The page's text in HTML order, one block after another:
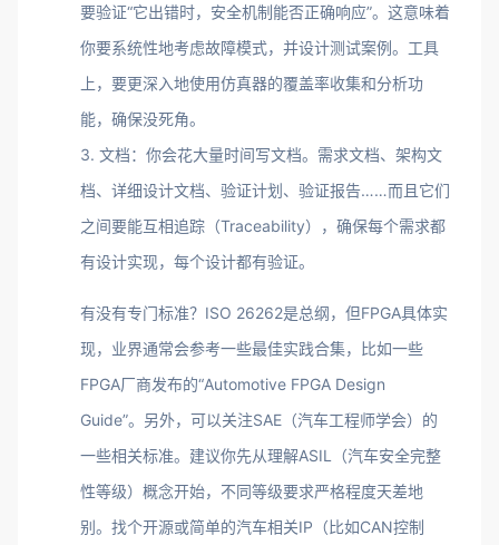
要验证“它出错时，安全机制能否正确响应”。这意味着
你要系统性地考虑故障模式，并设计测试案例。工具
上，要更深入地使用仿真器的覆盖率收集和分析功
能，确保没死角。
3. 文档：你会花大量时间写文档。需求文档、架构文
档、详细设计文档、验证计划、验证报告……而且它们
之间要能互相追踪（Traceability），确保每个需求都
有设计实现，每个设计都有验证。
有没有专门标准？ISO 26262是总纲，但FPGA具体实
现，业界通常会参考一些最佳实践合集，比如一些
FPGA厂商发布的“Automotive FPGA Design
Guide”。另外，可以关注SAE（汽车工程师学会）的
一些相关标准。建议你先从理解ASIL（汽车安全完整
性等级）概念开始，不同等级要求严格程度天差地
别。找个开源或简单的汽车相关IP（比如CAN控制